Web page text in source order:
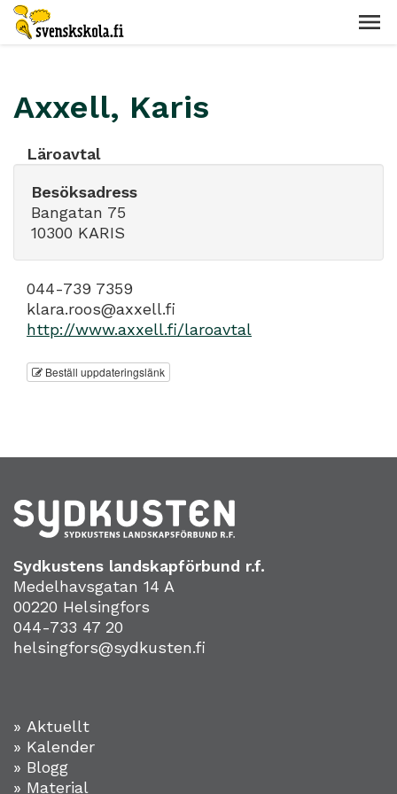
Axxell, Karis
Läroavtal
Besöksadress
Bangatan 75
10300 KARIS
044-739 7359
klara.roos@axxell.fi
http://www.axxell.fi/laroavtal
Beställ uppdateringslänk
Sydkustens landskapförbund r.f.
Medelhavsgatan 14 A
00220 Helsingfors
044-733 47 20
helsingfors@sydkusten.fi
» Aktuellt
» Kalender
» Blogg
» Material